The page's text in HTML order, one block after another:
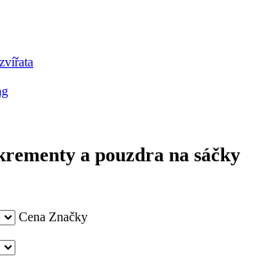
a pouzdra na sáčky
Cena Značky